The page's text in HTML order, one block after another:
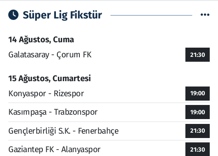
Süper Lig Fikstür
14 Ağustos, Cuma
Galatasaray - Çorum FK
21:30
15 Ağustos, Cumartesi
Konyaspor - Rizespor
19:00
Kasımpaşa - Trabzonspor 19:00
Gençlerbirliği S.K. - Fenerbahçe 21:30
Gaziantep FK - Alanyaspor 21:30